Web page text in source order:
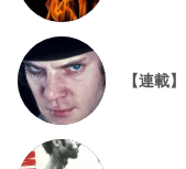
【連載